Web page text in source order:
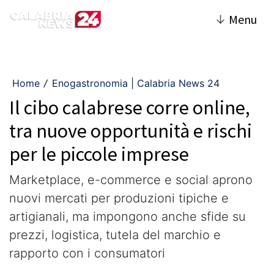
↓ Menu
Home / Enogastronomia | Calabria News 24
Il cibo calabrese corre online,
tra nuove opportunità e rischi
per le piccole imprese
Marketplace, e-commerce e social aprono
nuovi mercati per produzioni tipiche e
artigianali, ma impongono anche sfide su
prezzi, logistica, tutela del marchio e
rapporto con i consumatori